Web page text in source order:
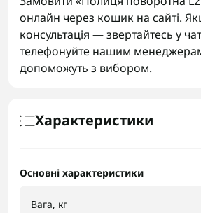
онлайн через кошик на сайті.
консультація — звертайтесь у
телефонуйте нашим
допоможуть з вибором.
Характеристики
Основні характеристики
Вага, кг